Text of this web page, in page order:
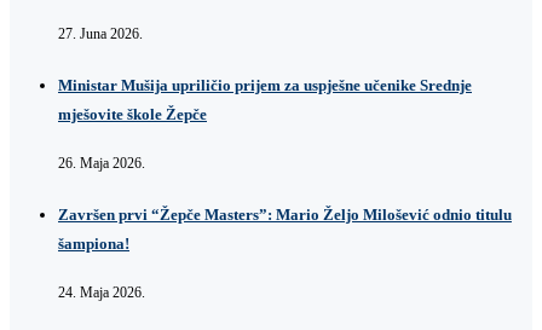
27. Juna 2026.
Ministar Mušija upriličio prijem za uspješne učenike Srednje
mješovite škole Žepče
26. Maja 2026.
Završen prvi “Žepče Masters”: Mario Željo Milošević odnio titulu
šampiona!
24. Maja 2026.